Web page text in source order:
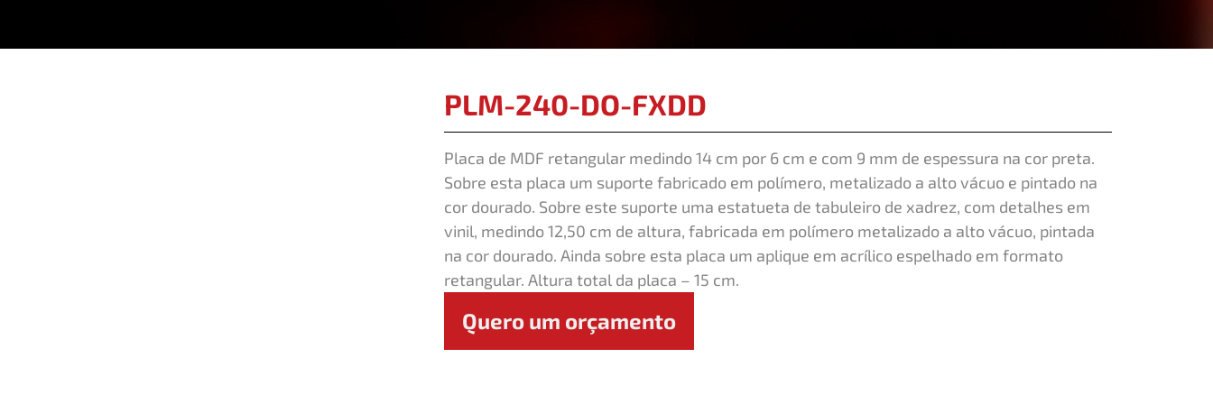
PLM-240-DO-FXDD
Placa de MDF retangular medindo 14 cm por 6 cm e com 9 mm de espessura na cor preta.
Sobre esta placa um suporte fabricado em polímero, metalizado a alto vácuo e pintado na
cor dourado. Sobre este suporte uma estatueta de tabuleiro de xadrez, com detalhes em
vinil, medindo 12,50 cm de altura, fabricada em polímero metalizado a alto vácuo, pintada
na cor dourado. Ainda sobre esta placa um aplique em acrílico espelhado em formato
retangular. Altura total da placa – 15 cm.
Quero um orçamento